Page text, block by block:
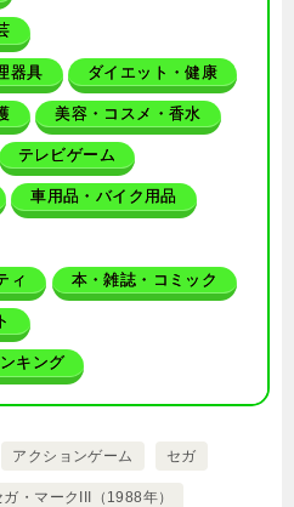
器具 ダイエット・健康
美容・コスメ・香水
テレビゲーム
車用品・バイク用品
ィ 本・雑誌・コミック
キング
アクションゲーム セガ
ガ・マークIII（1988年）